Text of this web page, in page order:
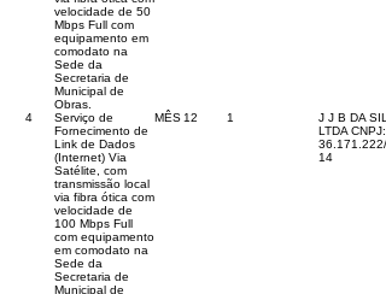
velocidade de 50
Mbps Full com
equipamento em
comodato na
Sede da
Secretaria de
Municipal de
Obras.
4
Serviço de
Fornecimento de
Link de Dados
(Internet) Via
Satélite, com
transmissão local
via fibra ótica com
velocidade de
100 Mbps Full
com equipamento
em comodato na
Sede da
Secretaria de
Municipal de
MÊS 12 1
J J B DA
LTDA CNPJ:
36.171.222
14